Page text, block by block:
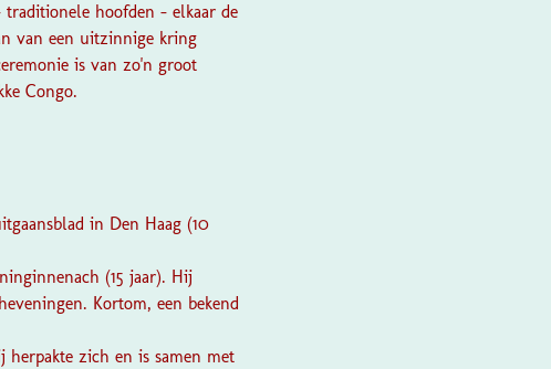
hoofden - elkaar de
van een uitzinnige kring
is van zo'n groot
Congo.
in Den Haag (10
(15 jaar). Hij
Kortom, een bekend
zich en is samen met